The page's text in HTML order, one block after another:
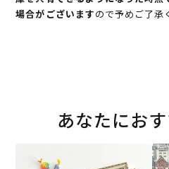
場合がございますので予めご了承
あなたにお